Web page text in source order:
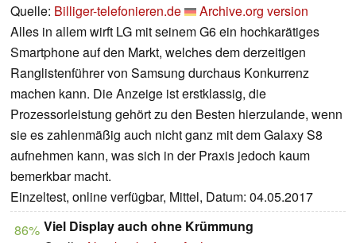
Quelle: Billiger-telefonieren.de
Archive.org version
Alles in allem wirft LG mit seinem G6 ein hochkarätiges
Smartphone auf den Markt, welches dem derzeitigen
Ranglistenführer von Samsung durchaus Konkurrenz
machen kann. Die Anzeige ist erstklassig, die
Prozessorleistung gehört zu den Besten hierzulande, wenn
sie es zahlenmäßig auch nicht ganz mit dem Galaxy S8
aufnehmen kann, was sich in der Praxis jedoch kaum
bemerkbar macht.
Einzeltest, online verfügbar, Mittel, Datum: 04.05.2017
86% Viel Display auch ohne Krümmung